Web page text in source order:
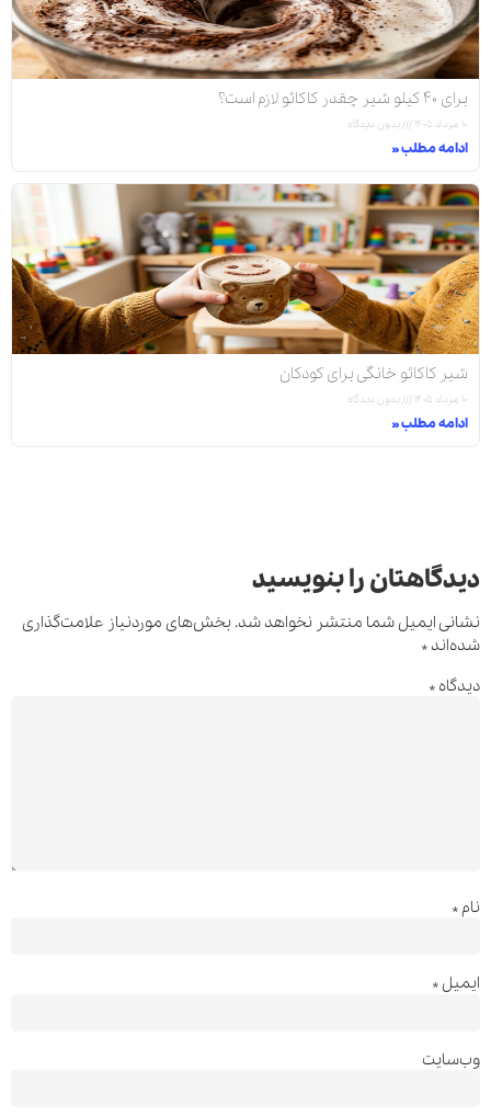
برای ۴۰ کیلو شیر چقدر کاکائو لازم است؟
۱۰ مرداد ۱۴۰۵ بدون دیدگاه
ادامه مطلب »
شیر کاکائو خانگی برای کودکان
۱۰ مرداد ۱۴۰۵ بدون دیدگاه
ادامه مطلب »
دیدگاهتان را بنویسید
نشانی ایمیل شما منتشر نخواهد شد. بخش‌های موردنیاز علامت‌گذاری
شده‌اند *
دیدگاه *
نام *
ایمیل*
وب‌سایت